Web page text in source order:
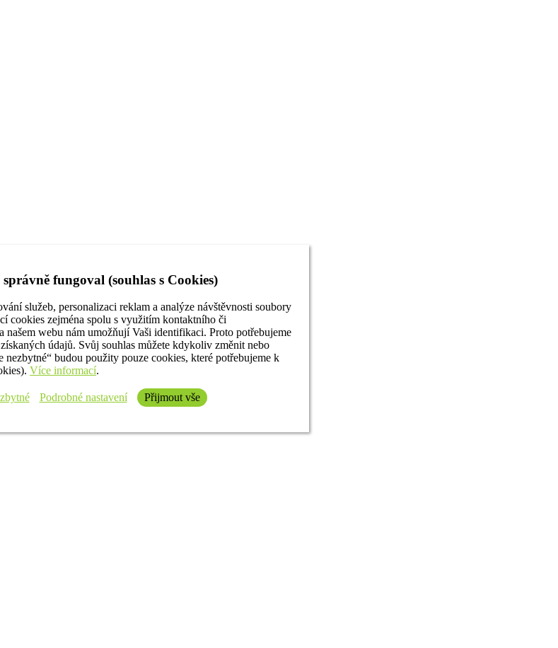
fungoval (souhlas s Cookies)
služeb, personalizaci reklam a analýze návštěvnosti soubory
cookies zejména spolu s využitím kontaktního či
našem webu nám umožňují Vaši identifikaci. Proto potřebujeme
údajů. Svůj souhlas můžete kdykoliv změnit nebo
budou použity pouze cookies, které potřebujeme k
Více informací.
Podrobné nastavení Přijmout vše